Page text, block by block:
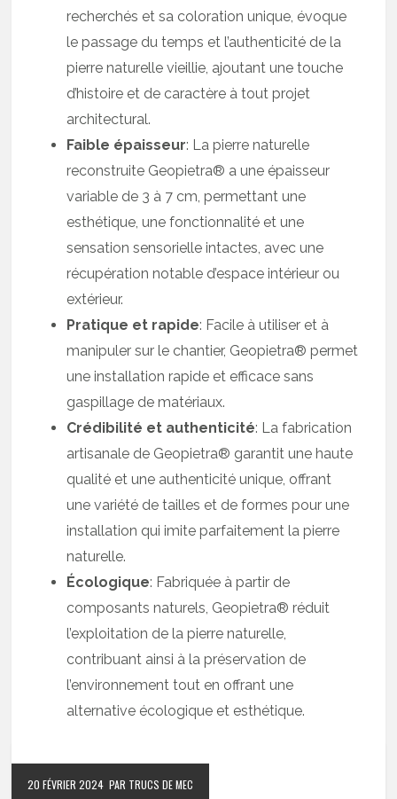
recherchés et sa coloration unique, évoque
le passage du temps et l’authenticité de la
pierre naturelle vieillie, ajoutant une touche
d’histoire et de caractère à tout projet
architectural.
Faible épaisseur: La pierre naturelle
reconstruite Geopietra® a une épaisseur
variable de 3 à 7 cm, permettant une
esthétique, une fonctionnalité et une
sensation sensorielle intactes, avec une
récupération notable d’espace intérieur ou
extérieur.
Pratique et rapide: Facile à utiliser et à
manipuler sur le chantier, Geopietra® permet
une installation rapide et efficace sans
gaspillage de matériaux.
Crédibilité et authenticité: La fabrication
artisanale de Geopietra® garantit une haute
qualité et une authenticité unique, offrant
une variété de tailles et de formes pour une
installation qui imite parfaitement la pierre
naturelle.
Écologique: Fabriquée à partir de
composants naturels, Geopietra® réduit
l’exploitation de la pierre naturelle,
contribuant ainsi à la préservation de
l’environnement tout en offrant une
alternative écologique et esthétique.
20 FÉVRIER 2024 PAR TRUCS DE MEC